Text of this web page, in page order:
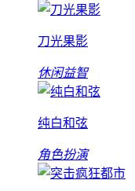
刀光果影
休闲益智
纯白和弦
角色扮演